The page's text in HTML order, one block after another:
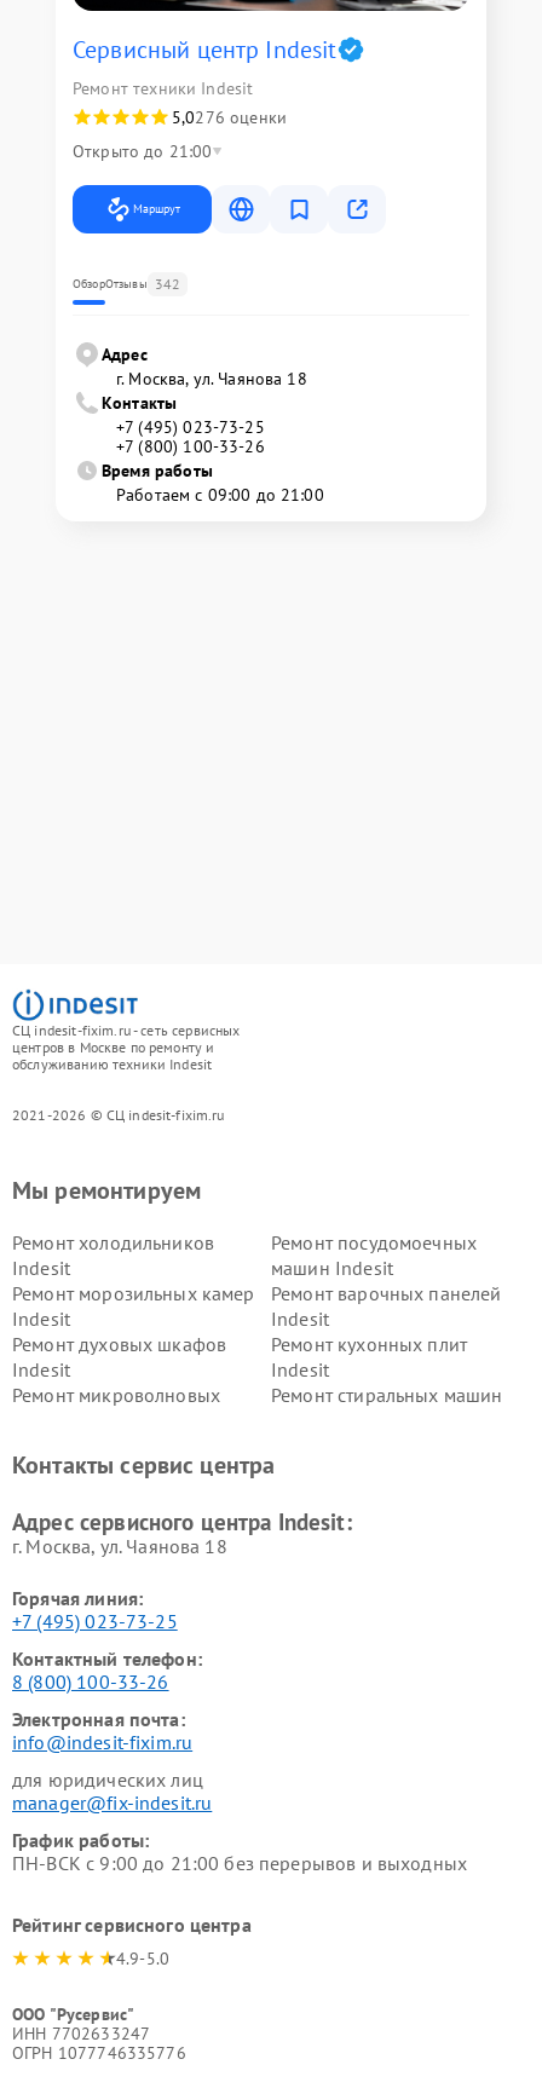
Сервисный центр Indesit
Ремонт техники Indesit
5,0276 оценки
Открыто до 21:00
Маршрут
ОбзорОтзывы 342
Адрес
г. Москва, ул. Чаянова 18
Контакты
+7 (495) 023-73-25
+7 (800) 100-33-26
Время работы
Работаем с 09:00 до 21:00
СЦ indesit-fixim.ru - сеть сервисных
центров в Москве по ремонту и
обслуживанию техники Indesit
2021-2026 © СЦ indesit-fixim.ru
Мы ремонтируем
Ремонт холодильников
Indesit
Ремонт посудомоечных
машин Indesit
Ремонт морозильных камер
Indesit
Ремонт варочных панелей
Indesit
Ремонт духовых шкафов
Indesit
Ремонт кухонных плит
Indesit
Ремонт микроволновых
Ремонт стиральных машин
Indesit
Indesit
Контакты сервис центра
Адрес сервисного центра Indesit:
г. Москва, ул. Чаянова 18
Горячая линия:
+7 (495) 023-73-25
Контактный телефон:
8 (800) 100-33-26
Электронная почта:
info@indesit-fixim.ru
для юридических лиц
manager@fix-indesit.ru
График работы:
ПН-ВСК с 9:00 до 21:00 без перерывов и выходных
Рейтинг сервисного центра
4.9-5.0
ООО "Русервис"
ИНН 7702633247
ОГРН 1077746335776